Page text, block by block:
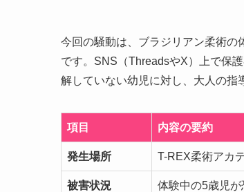
今回の騒動は、ブラジリアン柔術の
です。SNS（ThreadsやX）上で保
解していない幼児に対し、大人の指
項目 内容の要約
発生場所 T-REX柔術アカ
被害状況 体験中の5歳児